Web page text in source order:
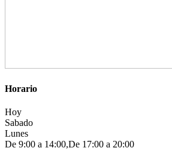
Horario
Hoy
Sabado
Lunes
De 9:00 a 14:00,De 17:00 a 20:00